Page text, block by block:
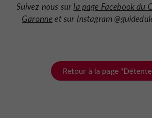
Suivez-nous surla page Facebook du
Garonneet sur Instagram
Retour à la page